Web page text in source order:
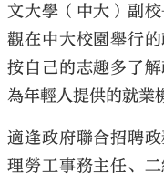
文大學（中大）副
觀在中大校園舉行
按自己的志趣多了
為年輕人提供的就業
適逢政府聯合招聘
理勞工事務主任、